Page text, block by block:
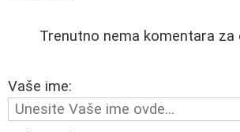
Trenutno nema komentara za
Vaše ime: